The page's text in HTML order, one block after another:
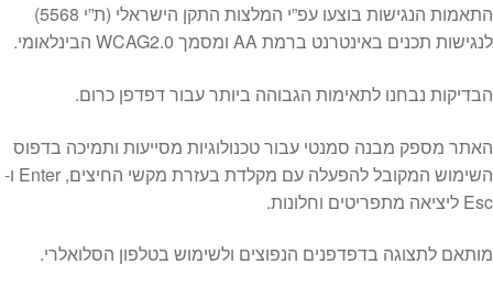
התאמות הנגישות בוצעו עפ”י המלצות התקן הישראלי (ת”י 5568)
לנגישות תכנים באינטרנט ברמת AA ומסמך WCAG2.0 הבינלאומי.
הבדיקות נבחנו לתאימות הגבוהה ביותר עבור דפדפן כרום.
האתר מספק מבנה סמנטי עבור טכנולוגיות מסייעות ותמיכה בדפוס
השימוש המקובל להפעלה עם מקלדת בעזרת מקשי החיצים, Enter ו-
Esc ליציאה מתפריטים וחלונות.
מותאם לתצוגה בדפדפנים הנפוצים ולשימוש בטלפון הסלואלרי.